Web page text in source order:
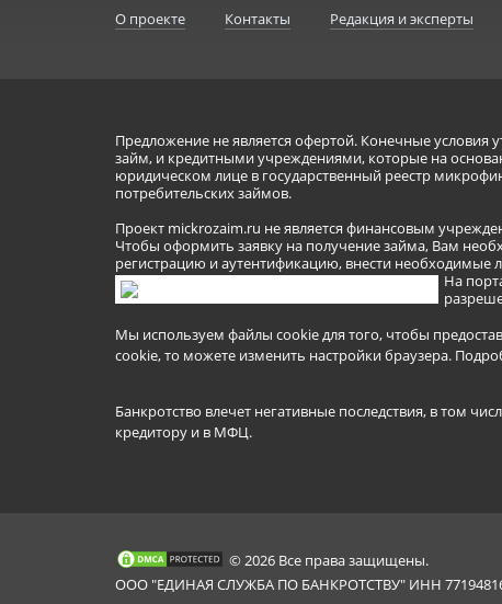
О проекте Контакты Редакция и эксперты
Предложение не является офертой. Конечные
займ, и кредитными учреждениями, которые на
юридическом лице в государственный реестр
потребительских займов.
Проект mickrozaim.ru не является финансовым
Чтобы оформить заявку на получение займа, Вам
регистрацию и аутентификацию, внести необходимые
На
Мы используем файлы cookie для того, чтобы
cookie, то можете изменить настройки браузера.
Банкротство влечет негативные последствия, в том
кредитору и в МФЦ.
© 2026 Все права защищены.
ООО "ЕДИНАЯ СЛУЖБА ПО БАНКРОТСТВУ" ИНН